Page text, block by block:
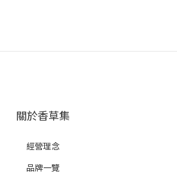
關於香草集
經營理念
品牌一覽